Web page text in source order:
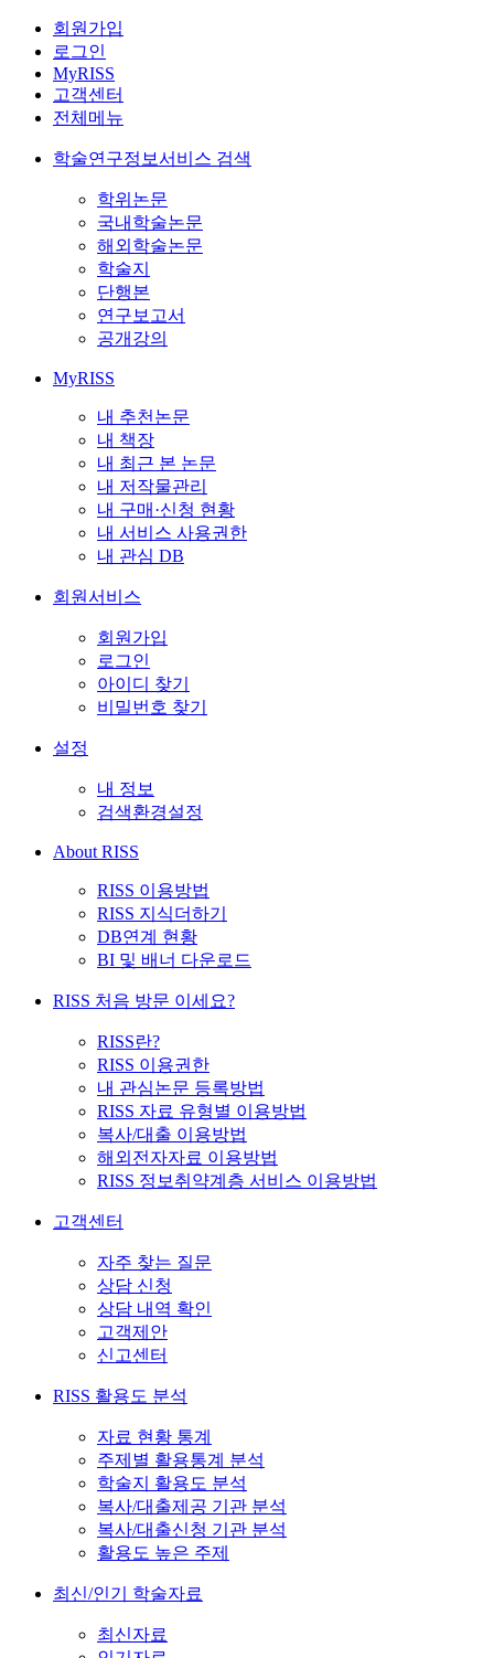
회원가입
로그인
MyRISS
고객센터
전체메뉴
학술연구정보서비스 검색
학위논문
국내학술논문
해외학술논문
학술지
단행본
연구보고서
공개강의
MyRISS
내 추천논문
내 책장
내 최근 본 논문
내 저작물관리
내 구매·신청 현황
내 서비스 사용권한
내 관심 DB
회원서비스
회원가입
로그인
아이디 찾기
비밀번호 찾기
설정
내 정보
검색환경설정
About RISS
RISS 이용방법
RISS 지식더하기
DB연계 현황
BI 및 배너 다운로드
RISS 처음 방문 이세요?
RISS란?
RISS 이용권한
내 관심논문 등록방법
RISS 자료 유형별 이용방법
복사/대출 이용방법
해외전자자료 이용방법
RISS 정보취약계층 서비스 이용방법
고객센터
자주 찾는 질문
상담 신청
상담 내역 확인
고객제안
신고센터
RISS 활용도 분석
자료 현황 통계
주제별 활용통계 분석
학술지 활용도 분석
복사/대출제공 기관 분석
복사/대출신청 기관 분석
활용도 높은 주제
최신/인기 학술자료
최신자료